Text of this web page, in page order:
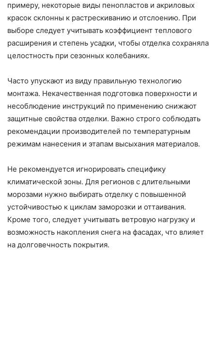
примеру, некоторые виды пенопластов и акриловых
красок склонны к растрескиванию и отслоению. При
выборе следует учитывать коэффициент теплового
расширения и степень усадки, чтобы отделка сохраняла
целостность при сезонных колебаниях.
Часто упускают из виду правильную технологию
монтажа. Некачественная подготовка поверхности и
несоблюдение инструкций по применению снижают
защитные свойства отделки. Важно строго соблюдать
рекомендации производителей по температурным
режимам нанесения и этапам высыхания материалов.
Не рекомендуется игнорировать специфику
климатической зоны. Для регионов с длительными
морозами нужно выбирать отделку с повышенной
устойчивостью к циклам заморозки и оттаивания.
Кроме того, следует учитывать ветровую нагрузку и
возможность накопления снега на фасадах, что влияет
на долговечность покрытия.